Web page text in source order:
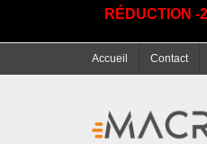
RÉDUCTION -
Accueil Contact